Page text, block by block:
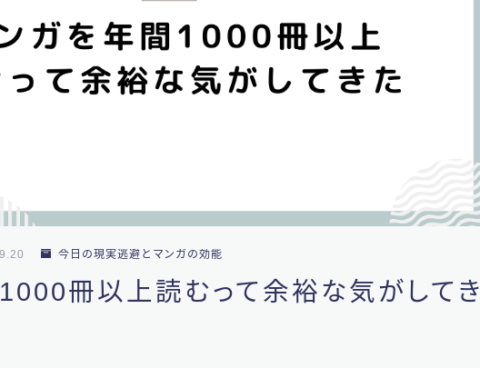
今日の現実逃避とマンガの効能
冊以上読むって余裕な気がしてき